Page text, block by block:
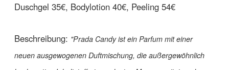
Duschgel 35€, Bodylotion 40€, Peeling 54€
Beschreibung: "Prada Candy ist ein Parfum mit einer
neuen ausgewogenen Duftmischung, die außergewöhnlich